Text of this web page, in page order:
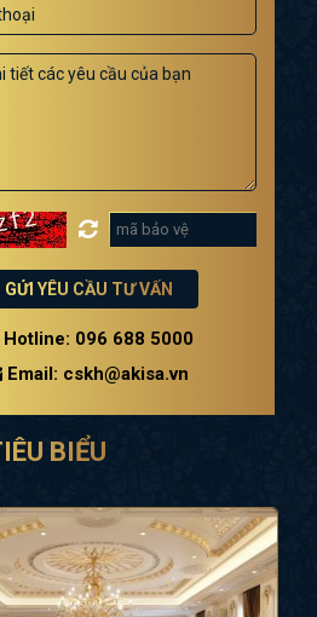
GỬI YÊU CẦU TƯ VẤN
096 688 5000
Email: cskh@akisa.vn
BIỂU